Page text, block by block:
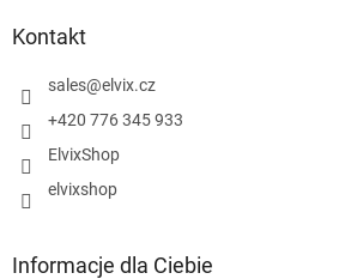
Kontakt
sales@elvix.cz
+420 776 345 933
ElvixShop
elvixshop
Informacje dla Ciebie